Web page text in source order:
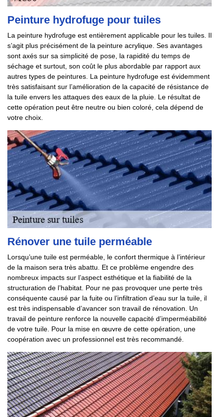
Peinture hydrofuge pour tuiles
La peinture hydrofuge est entièrement applicable pour les tuiles. Il
s’agit plus précisément de la peinture acrylique. Ses avantages
sont axés sur sa simplicité de pose, la rapidité du temps de
séchage et surtout, son coût le plus abordable par rapport aux
autres types de peintures. La peinture hydrofuge est évidemment
très satisfaisant sur l’amélioration de la capacité de résistance de
la tuile envers les attaques des eaux de la pluie. Le résultat de
cette opération peut être neutre ou bien coloré, cela dépend de
votre choix.
Rénover une tuile perméable
Lorsqu’une tuile est perméable, le confort thermique à l’intérieur
de la maison sera très abattu. Et ce problème engendre des
nombreux impacts sur l’aspect esthétique et la fiabilité de la
structuration de l’habitat. Pour ne pas provoquer une perte très
conséquente causé par la fuite ou l’infiltration d’eau sur la tuile, il
est très indispensable d’avancer son travail de rénovation. Un
travail de peinture renforce la nouvelle capacité d’imperméabilité
de votre tuile. Pour la mise en œuvre de cette opération, une
coopération avec un professionnel est très recommandé.